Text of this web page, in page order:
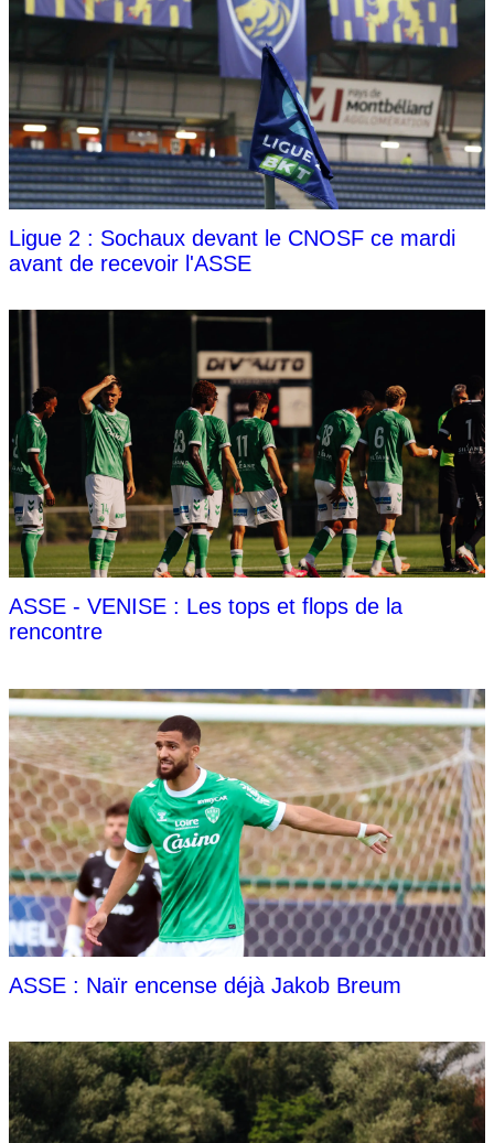
Ligue 2 : Sochaux devant le CNOSF ce mardi
avant de recevoir l'ASSE
ASSE - VENISE : Les tops et flops de la
rencontre
ASSE : Naïr encense déjà Jakob Breum